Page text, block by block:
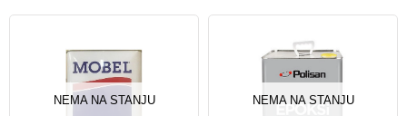
NEMA NA STANJU NEMA NA STANJU